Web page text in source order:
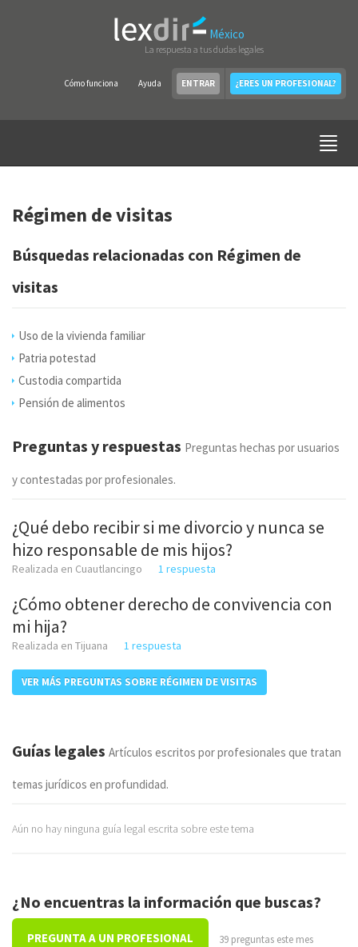
México
La respuesta a tus dudas legales
Cómo funciona Ayuda ENTRAR ¿ERES UN PROFESIONAL?
Régimen de visitas
Búsquedas relacionadas con Régimen de
visitas
Uso de la vivienda familiar
Patria potestad
Custodia compartida
Pensión de alimentos
Preguntas y respuestas Preguntas hechas por usuarios
y contestadas por profesionales.
¿Qué debo recibir si me divorcio y nunca se
hizo responsable de mis hijos?
Realizada en Cuautlancingo 1 respuesta
¿Cómo obtener derecho de convivencia con
mi hija?
Realizada en Tijuana 1 respuesta
VER MÁS PREGUNTAS SOBRE RÉGIMEN DE VISITAS
Guías legales Artículos escritos por profesionales que tratan
temas jurídicos en profundidad.
Aún no hay ninguna guía legal escrita sobre este tema
¿No encuentras la información que buscas?
PREGUNTA A UN PROFESIONAL 39 preguntas este mes